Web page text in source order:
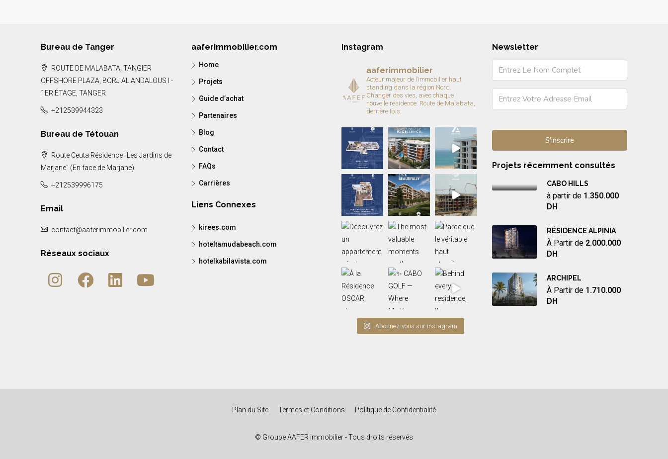
Bureau de Tanger
ROUTE DE MALABATA, TANGIER
OFFSHORE PLAZA, BORJ AL ANDALOUS I -
1ER ÉTAGE, TANGER
+212539944323
Bureau de Tétouan
Route Ceuta Résidence "Les Jardins de
Marjane" (En face de Marjane)
+212539996175
Email
contact@aaferimmobilier.com
Réseaux sociaux
aaferimmobilier.com
Home
Projets
Guide d’achat
Partenaires
Blog
Contact
FAQs
Carrières
Liens Connexes
kirees.com
hoteltamudabeach.com
hotelkabilavista.com
Instagram
aaferimmobilier
Acteur majeur de l’immobilier haut
standing dans la région Nord.
Changer des vies, avec chaque
nouvelle résidence. Route de Malabata,
derrière Ibis.
Abonnez-vous sur instagram
Newsletter
Projets récemment consultés
CABO HILLS
à partir de 1.350.000
DH
RÉSIDENCE ALPINIA
À Partir de 2.000.000
DH
ARCHIPEL
À Partir de 1.710.000
DH
Plan du Site Termes et Conditions Politique de Confidentialité
© Groupe AAFER immobilier - Tous droits réservés